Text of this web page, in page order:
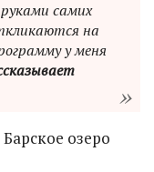
самих
на
у меня
озеро